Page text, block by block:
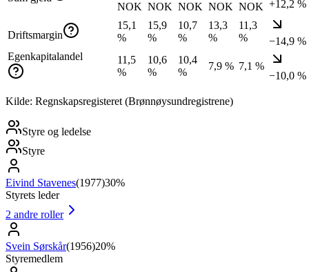
NOK NOK NOK NOK NOK +12,2 %
Driftsmargin
15,1
%
15,9
%
10,7
%
13,3
%
11,3
%
−14,9 %
Egenkapitalandel
11,5
%
10,6
%
10,4
%
7,9 % 7,1 %
−10,0 %
Kilde: Regnskapsregisteret (Brønnøysundregistrene)
Styre og ledelse
Styre
Eivind Stavenes(1977)30%
Styrets leder
2 andre roller
Svein Sørskår(1956)20%
Styremedlem